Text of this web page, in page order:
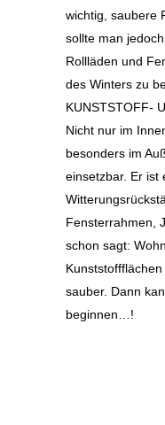
wichtig, saubere
sollte man
Rollläden und
des Winters zu
KUNSTSTOFF-
Nicht nur im
besonders im
einsetzbar. Er ist
Fensterrahmen,
schon sagt:
sauber. Dann
beginnen…!